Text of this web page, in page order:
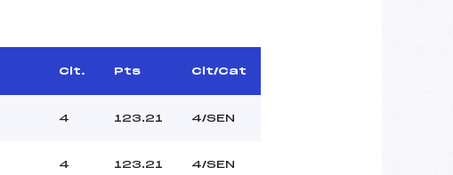
Clt. Pts Clt/Cat
4 123.21 4/SEN
4 123.21 4/SEN